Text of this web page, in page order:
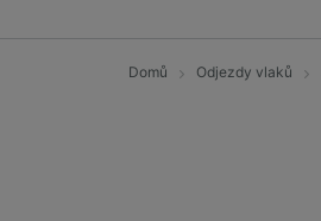
Domů Odjezdy vlaků